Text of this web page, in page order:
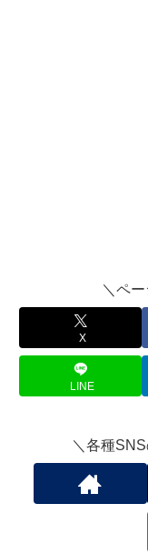
＼ペ
X
LINE
＼各種